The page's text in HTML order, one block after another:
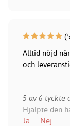
Alltid nöjd
och
5 av 6 tyckte
Hjälpte den
Ja
Nej